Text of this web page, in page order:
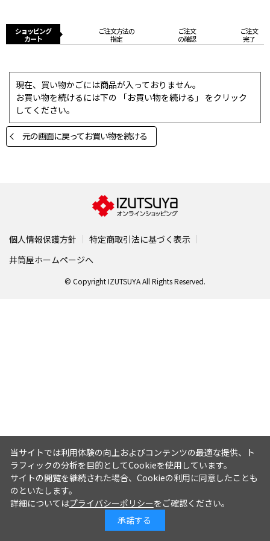
ショッピング
カート
ご注文方法の
指定
ご注文
の確認
ご注文
完了
現在、買い物かごには商品が入っておりません。
お買い物を続けるには下の 「お買い物を続ける」 をクリック
してください。
元の画面に戻ってお買い物を続ける
個人情報保護方針
特定商取引法に基づく表示
井筒屋ホームページへ
© Copyright IZUTSUYA All Rights Reserved.
当サイトでは利用体験の向上およびコンテンツの最適な提供、ト
ラフィックの分析を目的としてCookieを使用しています。
サイトの閲覧を継続された場合、Cookieの利用に同意したことも
のといたします。
詳細についてはプライバシーポリシーをご確認ください。
承諾する